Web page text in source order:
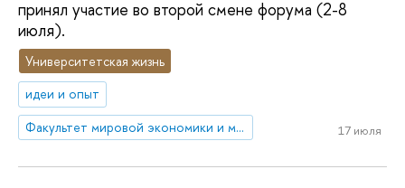
принял участие во второй смене форума (2-8
июля).
Университетская жизнь
идеи и опыт
Факультет мировой экономики и мировой политики
17 июля